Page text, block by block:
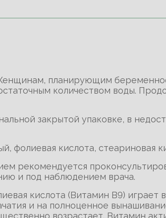
планирующим
количеством воды.
закрытой упаковке, в
фолиевая кислота, стеариновая
рекомендуется
и под наблюдением врача.
кислота (Витамин В9)
и на полноценное
возрастает. Витамин